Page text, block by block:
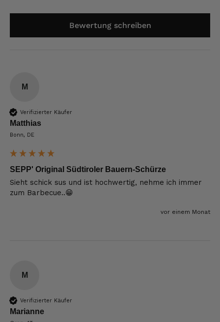
Bewertung schreiben
M
Verifizierter Käufer
Matthias
Bonn, DE
SEPP' Original Südtiroler Bauern-Schürze
Sieht schick sus und ist hochwertig, nehme ich immer
zum Barbecue..😁
vor einem Monat
M
Verifizierter Käufer
Marianne